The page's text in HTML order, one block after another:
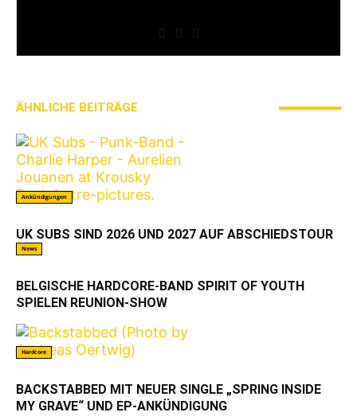
ÄHNLICHE BEITRÄGE
Ankündigungen
UK SUBS SIND 2026 UND 2027 AUF ABSCHIEDSTOUR
News
BELGISCHE HARDCORE-BAND SPIRIT OF YOUTH
SPIELEN REUNION-SHOW
Hardcore
BACKSTABBED MIT NEUER SINGLE „SPRING INSIDE
MY GRAVE“ UND EP-ANKÜNDIGUNG